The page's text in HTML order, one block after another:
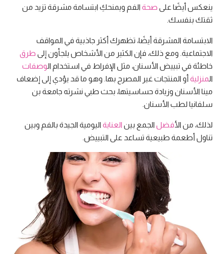
ينعكس أيضًا على صحة الفم ويمنحكِ ابتسامة مشرقة تزيد من
ثقتك بنفسك.
الابتسامة المشرقة أيضًا، تظهرك أكثر جاذبية في المواقف
الاجتماعية. ومع ذلك، فإن الكثير من الأشخاص يلجأون إلى طرق
خاطئة في تبييض الأسنان، مثل الإفراط في استخدام الوصفات
المنزلية أو المنتجات غير المصرح بها. وهو ما قد يؤدي إلى إضعاف
مينا الأسنان وزيادة حساسيتها، بحث طبي نشرته جامعة بن
سلفانيا لطب الأسنان.
لذلك، من الأفضل الجمع بين العناية اليومية الجيدة بالفم وبين
تناول أطعمة طبيعية تساعد على التبييض.